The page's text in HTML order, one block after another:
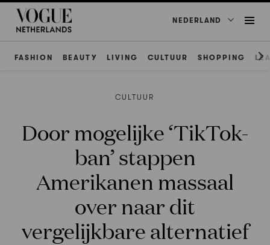
NEDERLAND
FASHION BEAUTY LIVING CULTUUR SHOPPING
CULTUUR
Door mogelijke ‘TikTok-
ban’ stappen
Amerikanen massaal
over naar dit
vergelijkbare alternatief